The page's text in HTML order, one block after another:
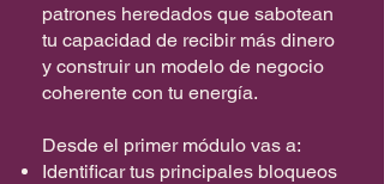
patrones heredados que sabotean
tu capacidad de recibir más dinero
y construir un modelo de negocio
coherente con tu energía.
Desde el primer módulo vas a:
Identificar tus principales bloqueos